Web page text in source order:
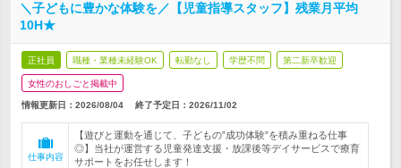
＼子どもに豊かな体験を／【児童指導スタッフ】残業月平均
10H★
正社員 職種・業種未経験OK 転勤なし 学歴不問 第二新卒歓迎
女性のおしごと掲載中
情報更新日：2026/08/04 終了予定日： 2026/11/02
仕事内容
【遊びと運動を通じて、子どもの”成功体験”を積み重ねる仕事
◎】当社が運営する児童発達支援・放課後等デイサービスで療育
サポートをお任せします！